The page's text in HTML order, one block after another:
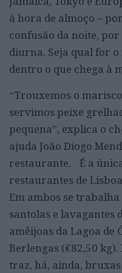
à hora de almoço –
confusão da noite,
diurna. Seja qual for
dentro o que chega à
“Trouxemos o
servimos peixe
pequena”, explica o
ajuda João Diogo
restaurante. É a
restaurantes de
Em ambos se
santolas e lavagantes
amêijoas da Lagoa de
Berlengas (€82,50
traz, há, ainda,